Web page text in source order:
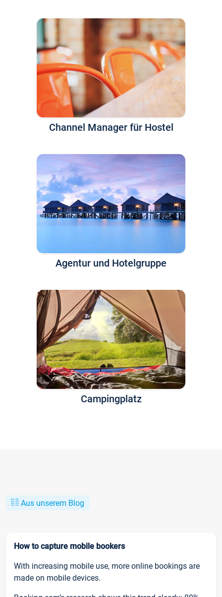
Channel Manager für Hostel
Agentur und Hotelgruppe
Campingplatz
Aus unserem Blog
How to capture mobile bookers
With increasing mobile use, more online bookings are
made on mobile devices.